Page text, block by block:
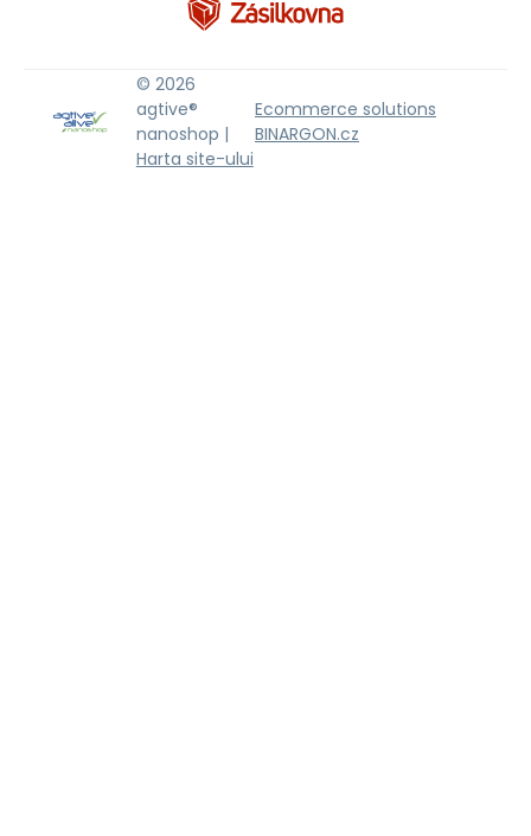
© 2026
agtive®
nanoshop |
Harta site-ului
Ecommerce solutions
BINARGON.cz